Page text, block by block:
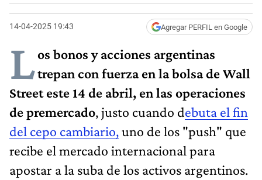
14-04-2025 19:43 Agregar PERFIL en Google
Los bonos y acciones argentinas
trepan con fuerza en la bolsa de Wall
Street este 14 de abril, en las operaciones
de premercado, justo cuando debuta el fin
del cepo cambiario,uno de los "push" que
recibe el mercado internacional para
apostar a la suba de los activos argentinos.